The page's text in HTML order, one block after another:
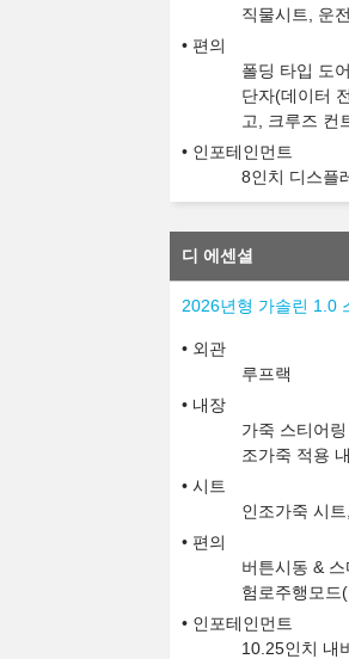
직물시트, 운
편의
폴딩 타입 도
단자(데이터
고, 크루즈 컨
인포테인먼트
8인치 디스플
디 에센셜
2026년형 가솔린 1.0
외관
루프랙
내장
가죽 스티어
조가죽 적용
시트
인조가죽 시
편의
버튼시동 &
험로주행모드
인포테인먼트
10.25인치 내